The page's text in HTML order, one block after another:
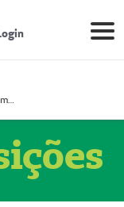
Prestador Mosaicum Espaço Clínico Eireli (51004355-5)